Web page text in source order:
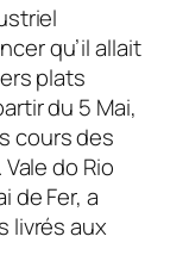
qu’il allait
plats
du 5 Mai,
cours des
do Rio
de Fer, a
livrés aux